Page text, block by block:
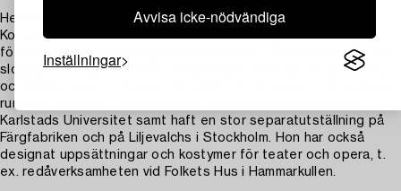
Avvisa icke-nödvändiga
Inställningar
Helene Billgren är född 1952 i Norrköping och utbildad vid
Konsthögskolan Valand i Göteborg 1982–87. Hon hade sin
första separatutställning på Galleri Rotor i Göteborg 1985 och
slog igenom 1989 med tre utställningar i Stockholm, Göteborg
och Malmö. Helene Billgren har ställt ut på museer och gallerier
runt om i Sverige och har skapat offentlig utsmyckning på
Karlstads Universitet samt haft en stor separatutställning på
Färgfabriken och på Liljevalchs i Stockholm. Hon har också
designat uppsättningar och kostymer för teater och opera, t.
ex. redåverksamheten vid Folkets Hus i Hammarkullen.